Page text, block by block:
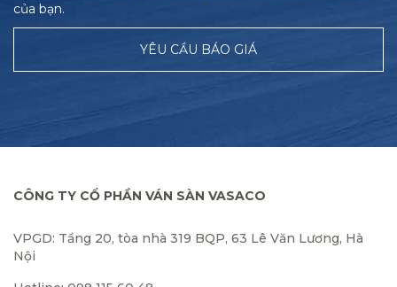
của bạn.
YÊU CẦU BÁO GIÁ
CÔNG TY CỔ PHẦN VÁN SÀN VASACO
VPGD: Tầng 20, tòa nhà 319 BQP, 63 Lê Văn Lương, Hà
Nội